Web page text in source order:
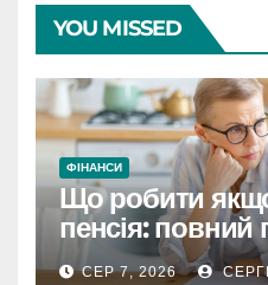
YOU MISSED
ФІНАНСИ
Що робити
пенсія: повний
роціСЕР 7, 2026